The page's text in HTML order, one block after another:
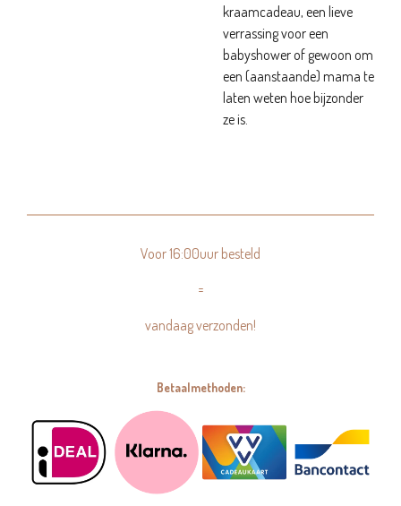
kraamcadeau, een lieve
verrassing voor een
babyshower of gewoon om
een (aanstaande) mama te
laten weten hoe bijzonder
ze is.
Voor 16:00uur besteld
=
vandaag verzonden!
Betaalmethoden: